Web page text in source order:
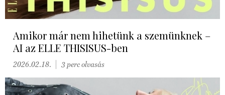
Amikor már nem hihetünk a szemünknek –
AI az ELLE THISISUS-ben
2026.02.18. 3 perc olvasás